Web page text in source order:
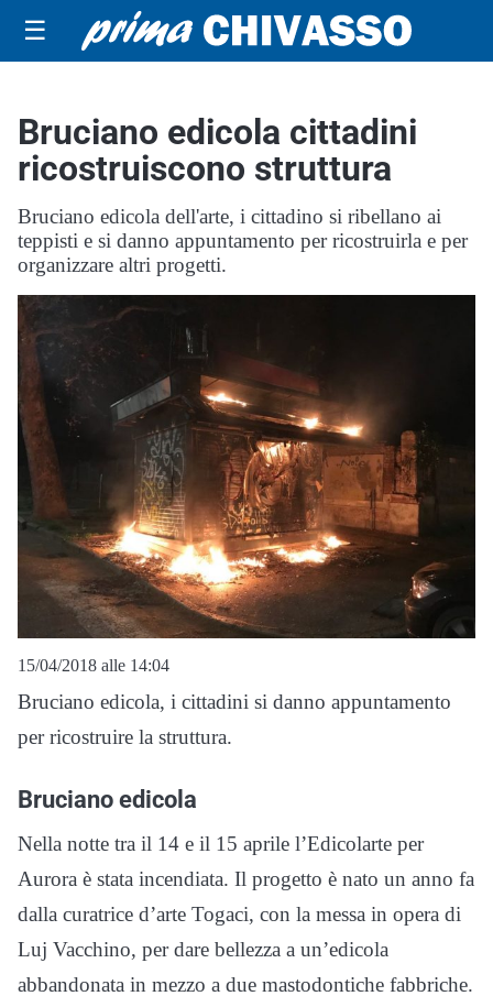
☰
Bruciano edicola cittadini
ricostruiscono struttura
Bruciano edicola dell'arte, i cittadino si ribellano ai
teppisti e si danno appuntamento per ricostruirla e per
organizzare altri progetti.
15/04/2018 alle 14:04
Bruciano edicola, i cittadini si danno appuntamento
per ricostruire la struttura.
Bruciano edicola
Nella notte tra il 14 e il 15 aprile l’Edicolarte per
Aurora è stata incendiata. Il progetto è nato un anno fa
dalla curatrice d’arte Togaci, con la messa in opera di
Luj Vacchino, per dare bellezza a un’edicola
abbandonata in mezzo a due mastodontiche fabbriche.